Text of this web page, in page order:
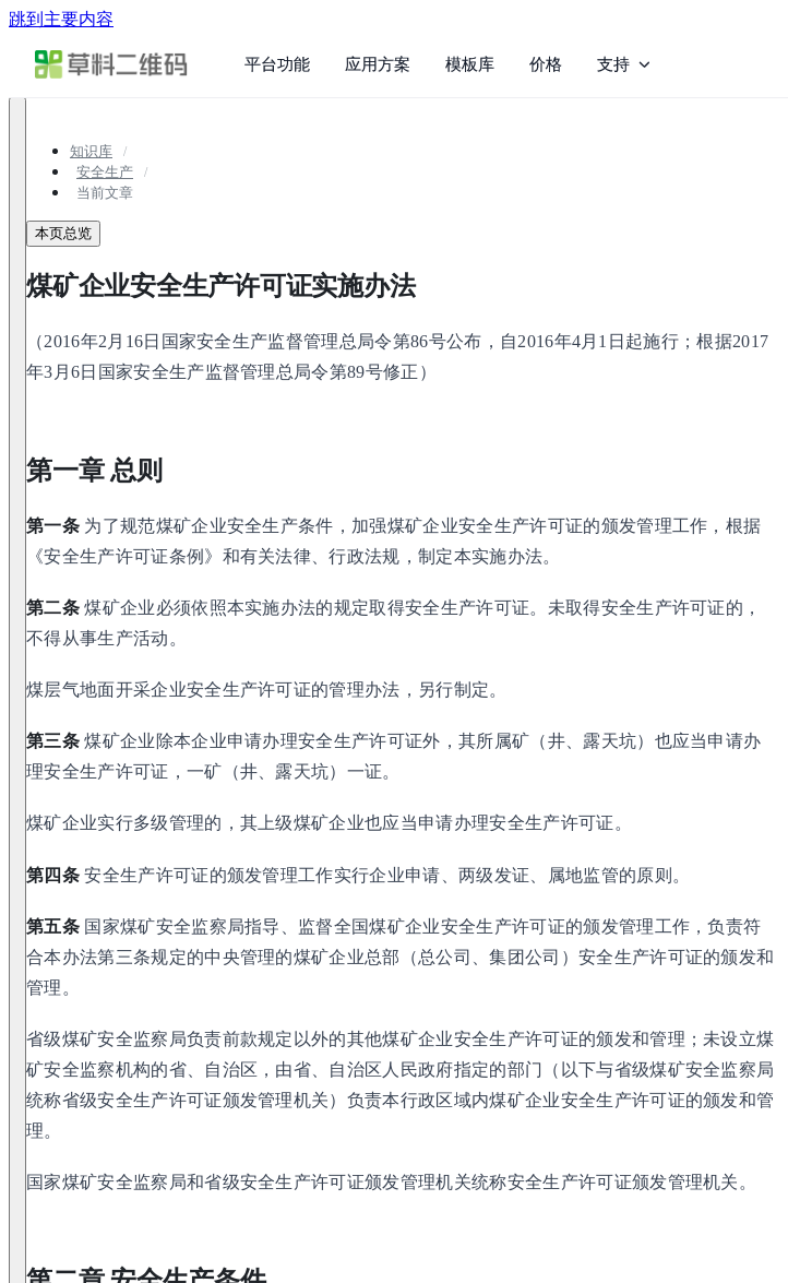
跳到主要内容
平台功能 应用方案 模板库 价格 支持
知识库
安全生产
当前文章
本页总览
煤矿企业安全生产许可证实施办法
（2016年2月16日国家安全生产监督管理总局令第86号公布，自2016年4月1日起施行；根据2017
年3月6日国家安全生产监督管理总局令第89号修正）
第一章 总则
第一条为了规范煤矿企业安全生产条件，加强煤矿企业安全生产许可证的颁发管理工作，根据
《安全生产许可证条例》和有关法律、行政法规，制定本实施办法。
第二条煤矿企业必须依照本实施办法的规定取得安全生产许可证。未取得安全生产许可证的，
不得从事生产活动。
煤层气地面开采企业安全生产许可证的管理办法，另行制定。
第三条煤矿企业除本企业申请办理安全生产许可证外，其所属矿（井、露天坑）也应当申请办
理安全生产许可证，一矿（井、露天坑）一证。
煤矿企业实行多级管理的，其上级煤矿企业也应当申请办理安全生产许可证。
第四条安全生产许可证的颁发管理工作实行企业申请、两级发证、属地监管的原则。
第五条国家煤矿安全监察局指导、监督全国煤矿企业安全生产许可证的颁发管理工作，负责符
合本办法第三条规定的中央管理的煤矿企业总部（总公司、集团公司）安全生产许可证的颁发和
管理。
省级煤矿安全监察局负责前款规定以外的其他煤矿企业安全生产许可证的颁发和管理；未设立煤
矿安全监察机构的省、自治区，由省、自治区人民政府指定的部门（以下与省级煤矿安全监察局
统称省级安全生产许可证颁发管理机关）负责本行政区域内煤矿企业安全生产许可证的颁发和管
理。
国家煤矿安全监察局和省级安全生产许可证颁发管理机关统称安全生产许可证颁发管理机关。